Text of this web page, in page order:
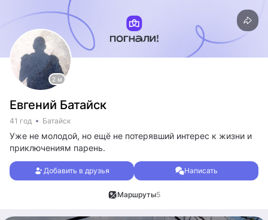
2 м
Евгений Батайск
41 год Батайск
Уже не молодой, но ещё не потерявший интерес к жизни и
приключениям парень.
Добавить в друзья Написать
Маршруты5